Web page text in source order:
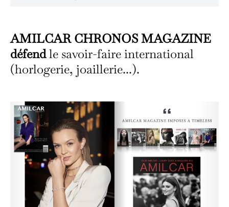
AMILCAR CHRONOS MAGAZINE
défendle savoir-faire international
(horlogerie, joaillerie...).